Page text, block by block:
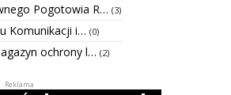
Pogotowia R… (3)
Komunikacji i… (0)
ochrony l… (2)